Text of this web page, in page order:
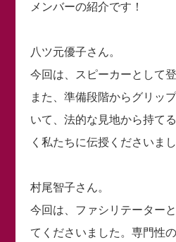
メンバーの紹介です！
八ツ元優子さん。
今回は、スピーカーとして
また、準備段階からグリッ
いて、法的な見地から持て
く私たちに伝授くださいまし
村尾智子さん。
今回は、ファシリテーター
てくださいました。専門性